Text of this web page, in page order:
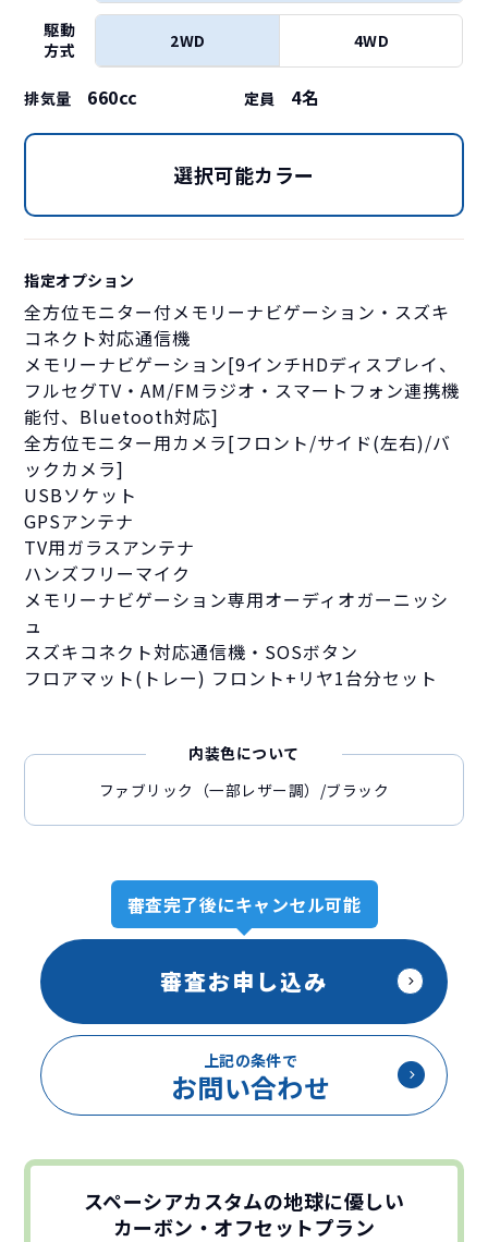
駆動
方式
2WD 4WD
排気量 660cc 定員 4名
選択可能カラー
指定オプション
全方位モニター付メモリーナビゲーション・スズキ
コネクト対応通信機
メモリーナビゲーション[9インチHDディスプレイ、
フルセグTV・AM/FMラジオ・スマートフォン連携機
能付、Bluetooth対応]
全方位モニター用カメラ[フロント/サイド(左右)/バ
ックカメラ]
USBソケット
GPSアンテナ
TV用ガラスアンテナ
ハンズフリーマイク
メモリーナビゲーション専用オーディオガーニッシ
ュ
スズキコネクト対応通信機・SOSボタン
フロアマット(トレー) フロント+リヤ1台分セット
内装色について
ファブリック（一部レザー調）/ブラック
審査完了後にキャンセル可能
審査お申し込み
上記の条件で
お問い合わせ
スペーシアカスタムの地球に優しい
カーボン・オフセットプラン